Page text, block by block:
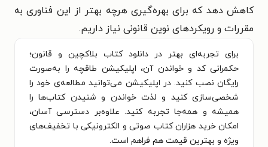
کاهش دهد که برای بهره‌گیری هرچه بهتر از این فناوری به
مقررات و رویکردهای نوین قانونی نیاز داریم.
برای تجربه‌ای بهتر در دانلود کتاب بلاکچین و قانون؛
حکمرانی کد و خواندن آن، اپلیکیشن طاقچه را به‌صورت
رایگان نصب کنید. در اپلیکیشن می‌توانید مطالعه‌ی خود را
شخصی‌سازی کنید و لذت خواندن و شنیدن کتاب‌ها را
همیشه و همه‌جا تجربه کنید. علاوه‌بر دسترسی آسان،
امکان خرید هزاران کتاب صوتی و الکترونیکی با تخفیف‌های
ویژه و بهترین قیمت هم فراهم است.